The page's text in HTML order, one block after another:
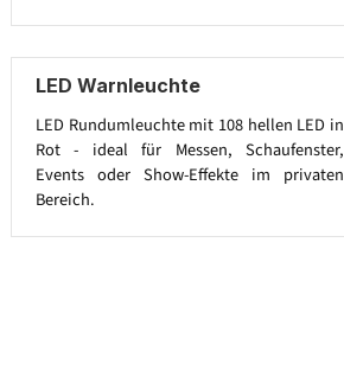
LED Warnleuchte
LED Rundumleuchte mit 108 hellen LED in
Rot - ideal für Messen, Schaufenster,
Events oder Show-Effekte im privaten
Bereich.